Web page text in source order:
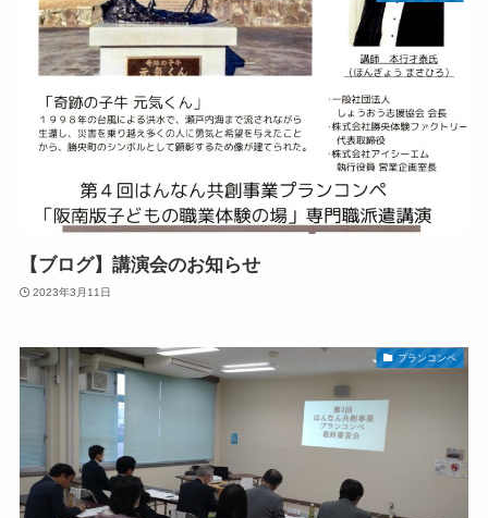
【ブログ】講演会のお知らせ
2023年3月11日
プランコンペ